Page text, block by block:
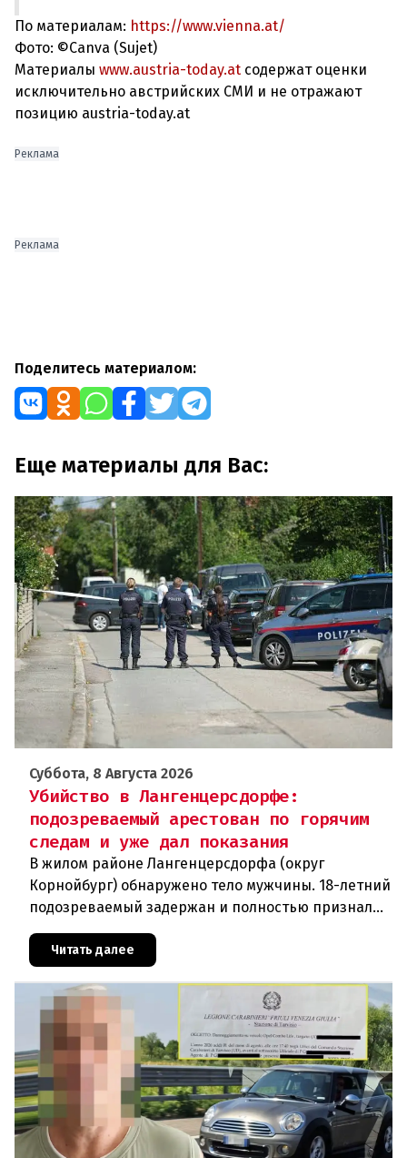
По материалам: https://www.vienna.at/
Фото: ©Canva (Sujet)
Материалы www.austria-today.at содержат оценки
исключительно австрийских СМИ и не отражают
позицию austria-today.at
Реклама
Реклама
Поделитесь материалом:
Еще материалы для Вас:
Суббота, 8 Августа 2026
Убийство в Лангенцерсдорфе:
подозреваемый арестован по горячим
следам и уже дал показания
В жилом районе Лангенцерсдорфа (округ
Корнойбург) обнаружено тело мужчины. 18-летний
подозреваемый задержан и полностью признал
свою вину. По данным следствия, преступление
могло быть совершено на поч
Читать далее